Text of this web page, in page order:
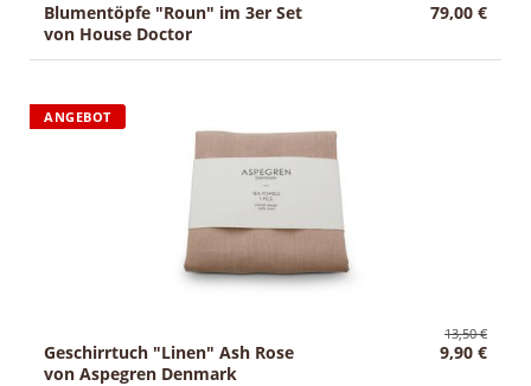
Blumentöpfe "Roun" im 3er Set
von House Doctor
79,00 €
ANGEBOT
13,50 €
Geschirrtuch "Linen" Ash Rose
von Aspegren Denmark
9,90 €